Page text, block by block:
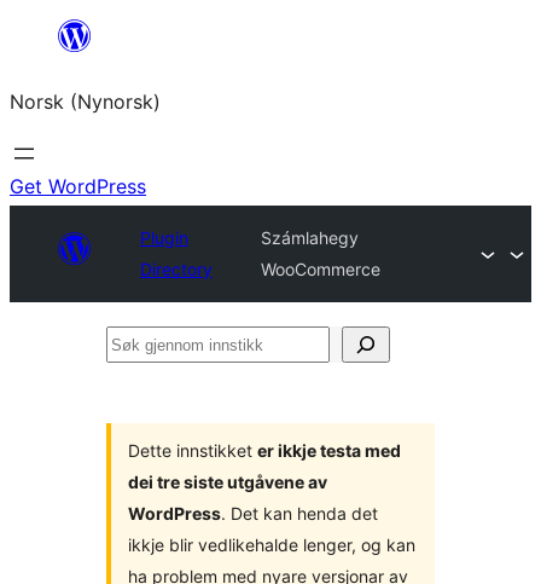
content
Norsk (Nynorsk)
Get WordPress
Plugin
Directory
Számlahegy
WooCommerce
Søk
Dette innstikket er ikkje testa med
dei tre siste utgåvene av
WordPress. Det kan henda det
ikkje blir vedlikehalde lenger, og kan
ha problem med nyare versjonar av